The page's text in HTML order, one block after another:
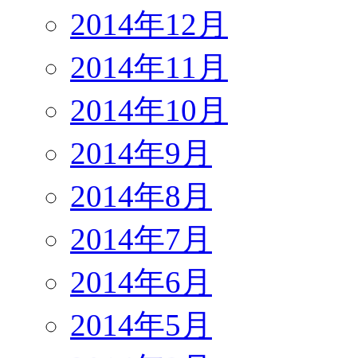
2014年12月
2014年11月
2014年10月
2014年9月
2014年8月
2014年7月
2014年6月
2014年5月